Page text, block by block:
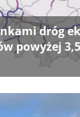
dróg
powyżej